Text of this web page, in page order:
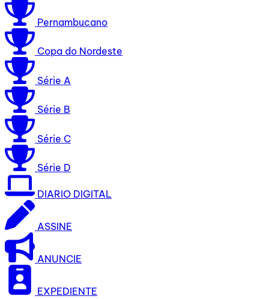
Pernambucano
Copa do Nordeste
Série A
Série B
Série C
Série D
DIARIO DIGITAL
ASSINE
ANUNCIE
EXPEDIENTE